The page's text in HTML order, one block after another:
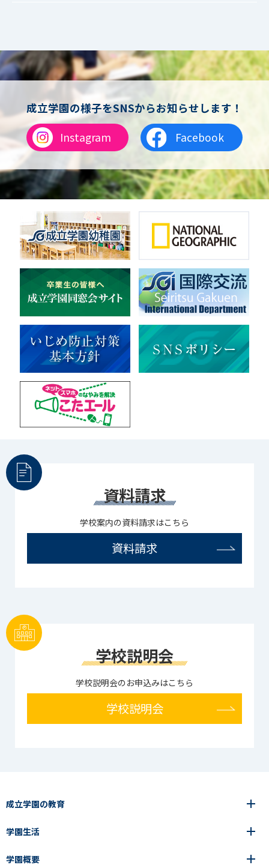
成立学園の様子をSNSからお知らせします！
Instagram
Facebook
資料請求
学校案内の資料請求はこちら
資料請求
学校説明会
学校説明会のお申込みはこちら
学校説明会
成立学園の教育
6年間の一貫教育
中学校
高等学校
学園生活
年間行事
学園概要